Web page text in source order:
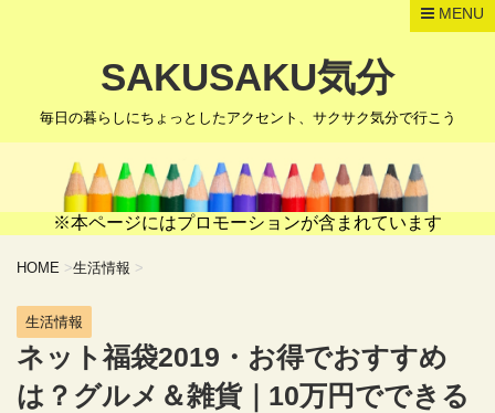
MENU
SAKUSAKU気分
毎日の暮らしにちょっとしたアクセント、サクサク気分で行こう
※本ページにはプロモーションが含まれています
HOME >生活情報 >
生活情報
ネット福袋2019・お得でおすすめ
は？グルメ＆雑貨｜10万円でできる